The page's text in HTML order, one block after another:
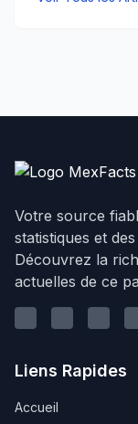
Votre source
statistiques et
Découvrez la
actuelles de ce
Liens Rapides
Accueil